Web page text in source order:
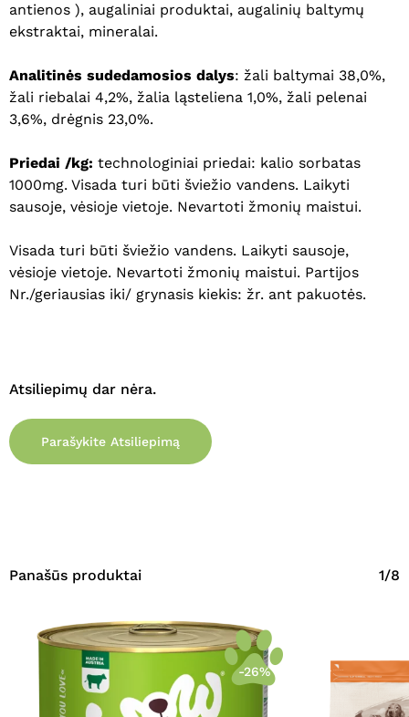
Krepšelyje nėra produktų.
antienos ), augaliniai produktai, augalinių baltymų
ekstraktai, mineralai.
Analitinės sudedamosios dalys: žali baltymai 38,0%,
žali riebalai 4,2%, žalia ląsteliena 1,0%, žali pelenai
3,6%, drėgnis 23,0%.
Priedai /kg: technologiniai priedai: kalio sorbatas
1000mg. Visada turi būti šviežio vandens. Laikyti
sausoje, vėsioje vietoje. Nevartoti žmonių maistui.
Visada turi būti šviežio vandens. Laikyti sausoje,
vėsioje vietoje. Nevartoti žmonių maistui. Partijos
Nr./geriausias iki/ grynasis kiekis: žr. ant pakuotės.
Atsiliepimų dar nėra.
Parašykite Atsiliepimą
Panašūs produktai 1/8
-26%